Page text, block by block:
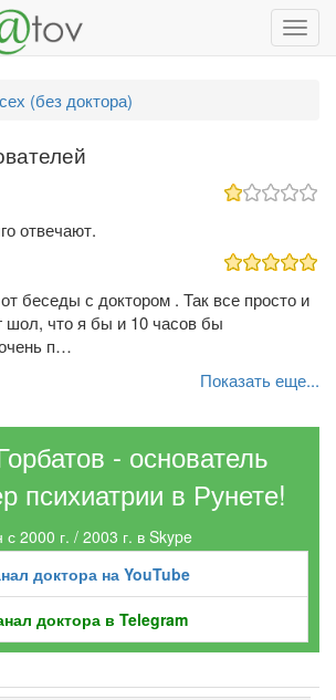
(без доктора)
отвечают.
беседы с доктором . Так все просто и
шол, что я бы и 10 часов бы
п…
Показать еще...
- основатель
психиатрии в Рунете!
2000 г. / 2003 г. в Skype
доктора на YouTube
доктора в Telegram